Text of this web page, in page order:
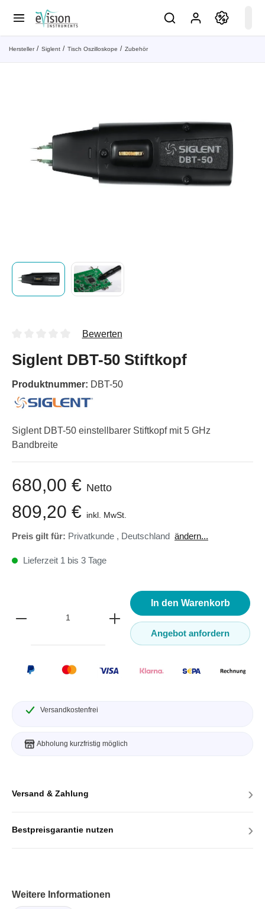
Hersteller Siglent Tisch Oszilloskope Zubehör
Bewerten
Siglent DBT-50 Stiftkopf
Produktnummer: DBT-50
Siglent DBT-50 einstellbarer Stiftkopf mit 5 GHz
Bandbreite
680,00 € Netto
809,20 € inkl. MwSt.
Preis gilt für: Privatkunde , Deutschland ändern...
Lieferzeit 1 bis 3 Tage
In den Warenkorb
Angebot anfordern
Versandkostenfrei
Abholung kurzfristig möglich
Versand & Zahlung ›
Bestpreisgarantie nutzen ›
Weitere Informationen